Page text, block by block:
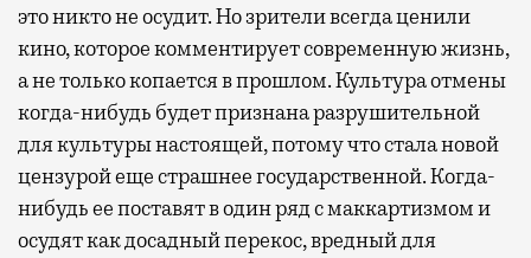
это никто не осудит. Но зрители всегда ценили
кино, которое комментирует современную жизнь,
а не только копается в прошлом. Культура отмены
когда-нибудь будет признана разрушительной
для культуры настоящей, потому что стала новой
цензурой еще страшнее государственной. Когда-
нибудь ее поставят в один ряд с маккартизмом и
осудят как досадный перекос, вредный для